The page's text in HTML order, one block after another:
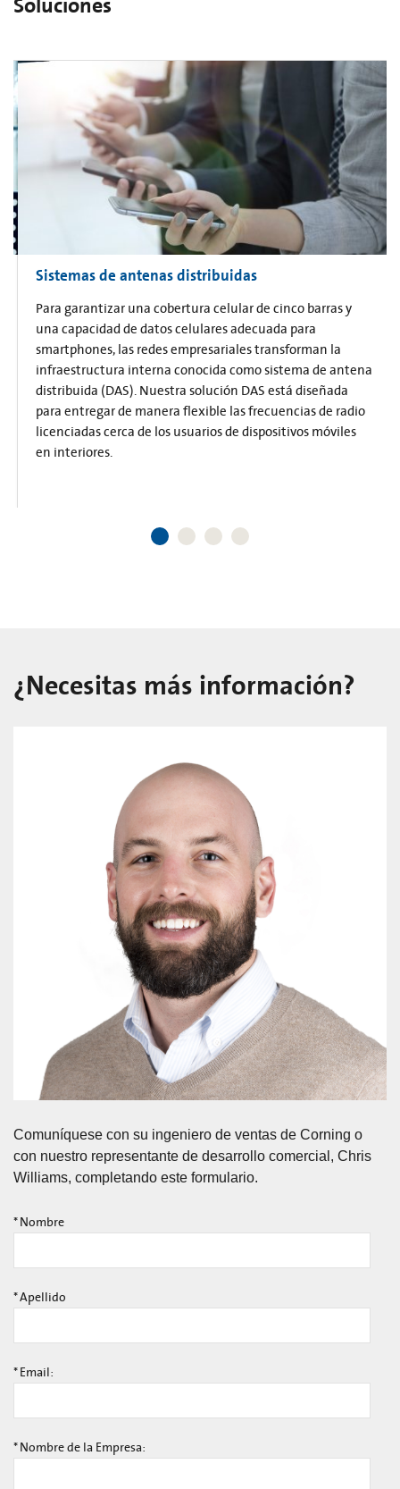
Sistemas de antenas distribuidas
Para garantizar una cobertura celular de cinco barras y
una capacidad de datos celulares adecuada para
smartphones, las redes empresariales transforman la
infraestructura interna conocida como sistema de antena
distribuida (DAS). Nuestra solución DAS está diseñada
para entregar de manera flexible las frecuencias de radio
licenciadas cerca de los usuarios de dispositivos móviles
en interiores.
¿Necesitas más información?
Comuníquese con su ingeniero de ventas de Corning o
con nuestro representante de desarrollo comercial, Chris
Williams, completando este formulario.
* Nombre
*Apellido
* Email:
* Nombre de la Empresa: